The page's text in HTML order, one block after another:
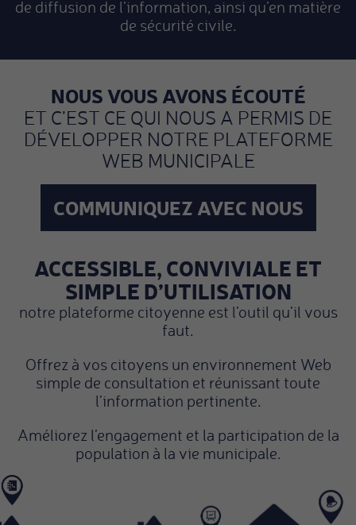
de diffusion de l’information, ainsi qu’en matière
de sécurité civile.
NOUS VOUS AVONS ÉCOUTÉ
ET C’EST CE QUI NOUS A PERMIS DE
DÉVELOPPER NOTRE PLATEFORME
WEB MUNICIPALE
COMMUNIQUEZ AVEC NOUS
ACCESSIBLE, CONVIVIALE ET
SIMPLE D’UTILISATION
notre plateforme citoyenne est l’outil qu’il vous
faut.
Offrez à vos citoyens un environnement Web
simple de consultation et réunissant toute
l’information pertinente.
Améliorez l’engagement et la participation de la
population à la vie municipale.